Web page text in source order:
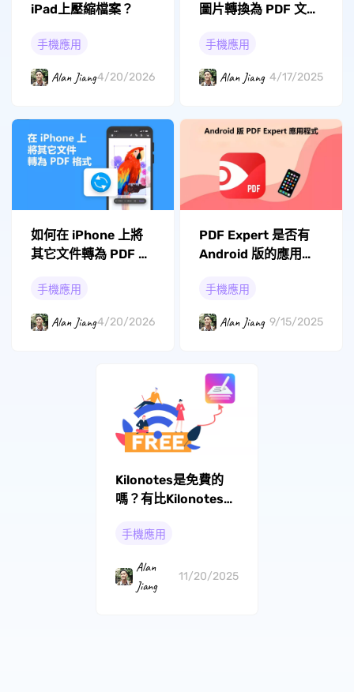
iPad上壓縮檔案？
手機應用
Alan Jiang4/20/2026
圖片轉換為 PDF 文
手機應用
Alan Jiang 4/17/2025
如何在 iPhone 上將
其它文件轉為 PDF 格
手機應用
Alan Jiang4/20/2026
PDF Expert 是否有
Android 版的應用程
手機應用
Alan Jiang 9/15/2025
Kilonotes是免費的
嗎？有比Kilonotes更
手機應用
Alan
Jiang
11/20/2025